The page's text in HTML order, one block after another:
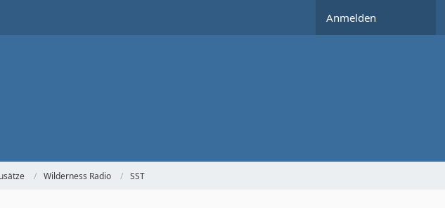
Anmelden
Wilderness Radio SST